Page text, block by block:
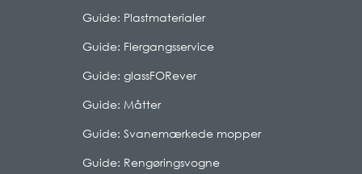
Guide: Plastmaterialer
Guide: Flergangsservice
Guide: glassFORever
Guide: Måtter
Guide: Svanemærkede mopper
Guide: Rengøringsvogne